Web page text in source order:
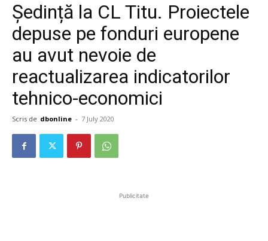
Ședință la CL Titu. Proiectele
depuse pe fonduri europene
au avut nevoie de
reactualizarea indicatorilor
tehnico-economici
Scris de dbonline - 7 July 2020
Publicitate